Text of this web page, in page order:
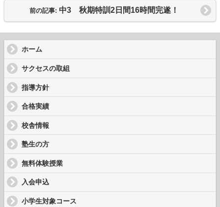
前の記事: 中3 秋期特訓2日間16時間完遂！
ホーム
サクセスの取組
指導方針
合格実績
校舎情報
塾生の方
無料体験授業
入会申込
小学生対象コース